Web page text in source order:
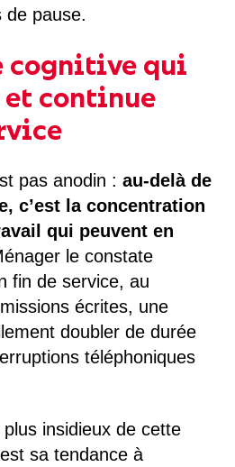
de pause.
cognitive qui
et continue
pas anodin : au-delà de
c’est la concentration
qui peuvent en
le constate
fin de service, au
écrites, une
doubler de durée
téléphoniques
plus insidieux de cette
sa tendance à